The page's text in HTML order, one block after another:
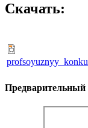
Скачать:
Предварительный